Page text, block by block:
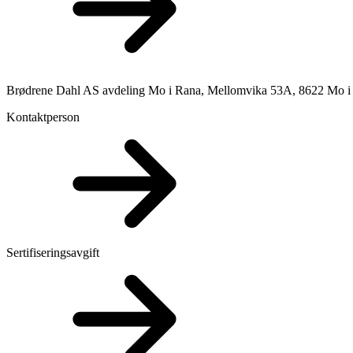
Brødrene Dahl AS avdeling Mo i Rana, Mellomvika 53A, 8622 Mo i
Kontaktperson
Sertifiseringsavgift